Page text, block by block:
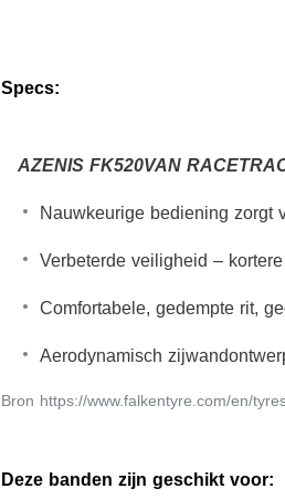
Specs:
AZENIS FK520VAN
Nauwkeurige bediening zorgt
Verbeterde veiligheid –
Comfortabele, gedempte rit,
Aerodynamisch
Bron https://www.falkentyre.com/en/
Deze banden zijn geschikt voor: